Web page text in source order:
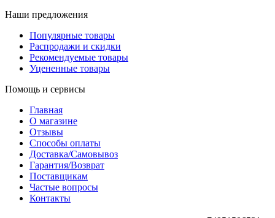
Наши предложения
Популярные товары
Распродажи и скидки
Рекомендуемые товары
Уцененные товары
Помощь и сервисы
Главная
О магазине
Отзывы
Способы оплаты
Доставка/Самовывоз
Гарантия/Возврат
Поставщикам
Частые вопросы
Контакты